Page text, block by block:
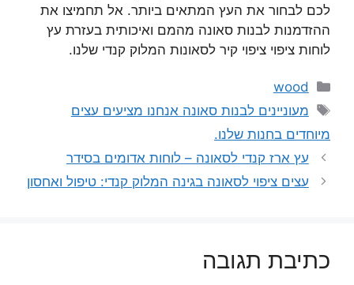
לכם לבחור את העץ המתאים ביותר. אל תחמיצו את
ההזדמנות לבנות סאונה מהמם ואיכותית בעזרת עץ
לוחות ציפוי ציפוי קיר לסאונות המלוק קנדי שלנו.
קטגוריות
wood
תגיות
מעוניינים לבנות סאונה אנחנו מציעים עצים
מיוחדים בחנות שלנו.
עץ ארז קנדי לסאונה – לוחות אדומים בסידר
עצים ציפוי לסאונה בגינה המלוק קנדי: טיפול ואחסון
כתיבת תגובה